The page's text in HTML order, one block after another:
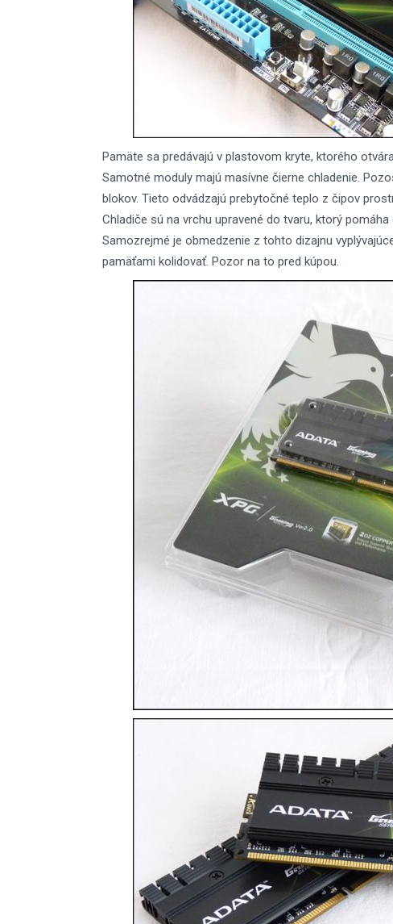
Pamäte sa predávajú v plastovom kryte, ktorého
Samotné moduly majú masívne čierne chladenie.
blokov. Tieto odvádzajú prebytočné teplo z čipov
Chladiče sú na vrchu upravené do tvaru, ktorý
Samozrejmé je obmedzenie z tohto dizajnu
pamäťami kolidovať. Pozor na to pred kúpou.